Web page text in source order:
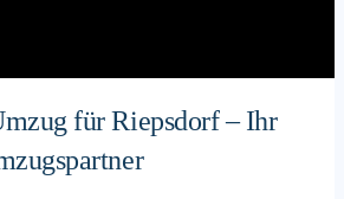
für Riepsdorf – Ihr